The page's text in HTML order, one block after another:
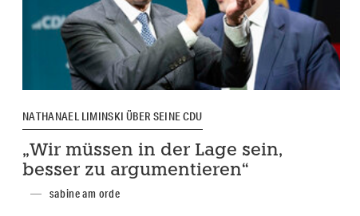
NATHANAEL LIMINSKI ÜBER SEINE CDU
„Wir müssen in der Lage sein,
besser zu argumentieren“
sabine am orde